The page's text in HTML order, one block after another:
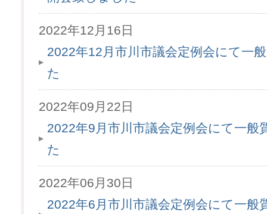
2022年12月16日
2022年12月市川市議会定例会にて一
た
2022年09月22日
2022年9月市川市議会定例会にて一般
た
2022年06月30日
2022年6月市川市議会定例会にて一般